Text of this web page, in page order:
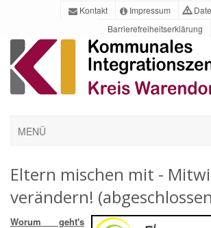
Kontakt Impressum
Barrierefreiheitserklärung
MENÜ
Eltern mischen mit -
verändern!
Worum geht's